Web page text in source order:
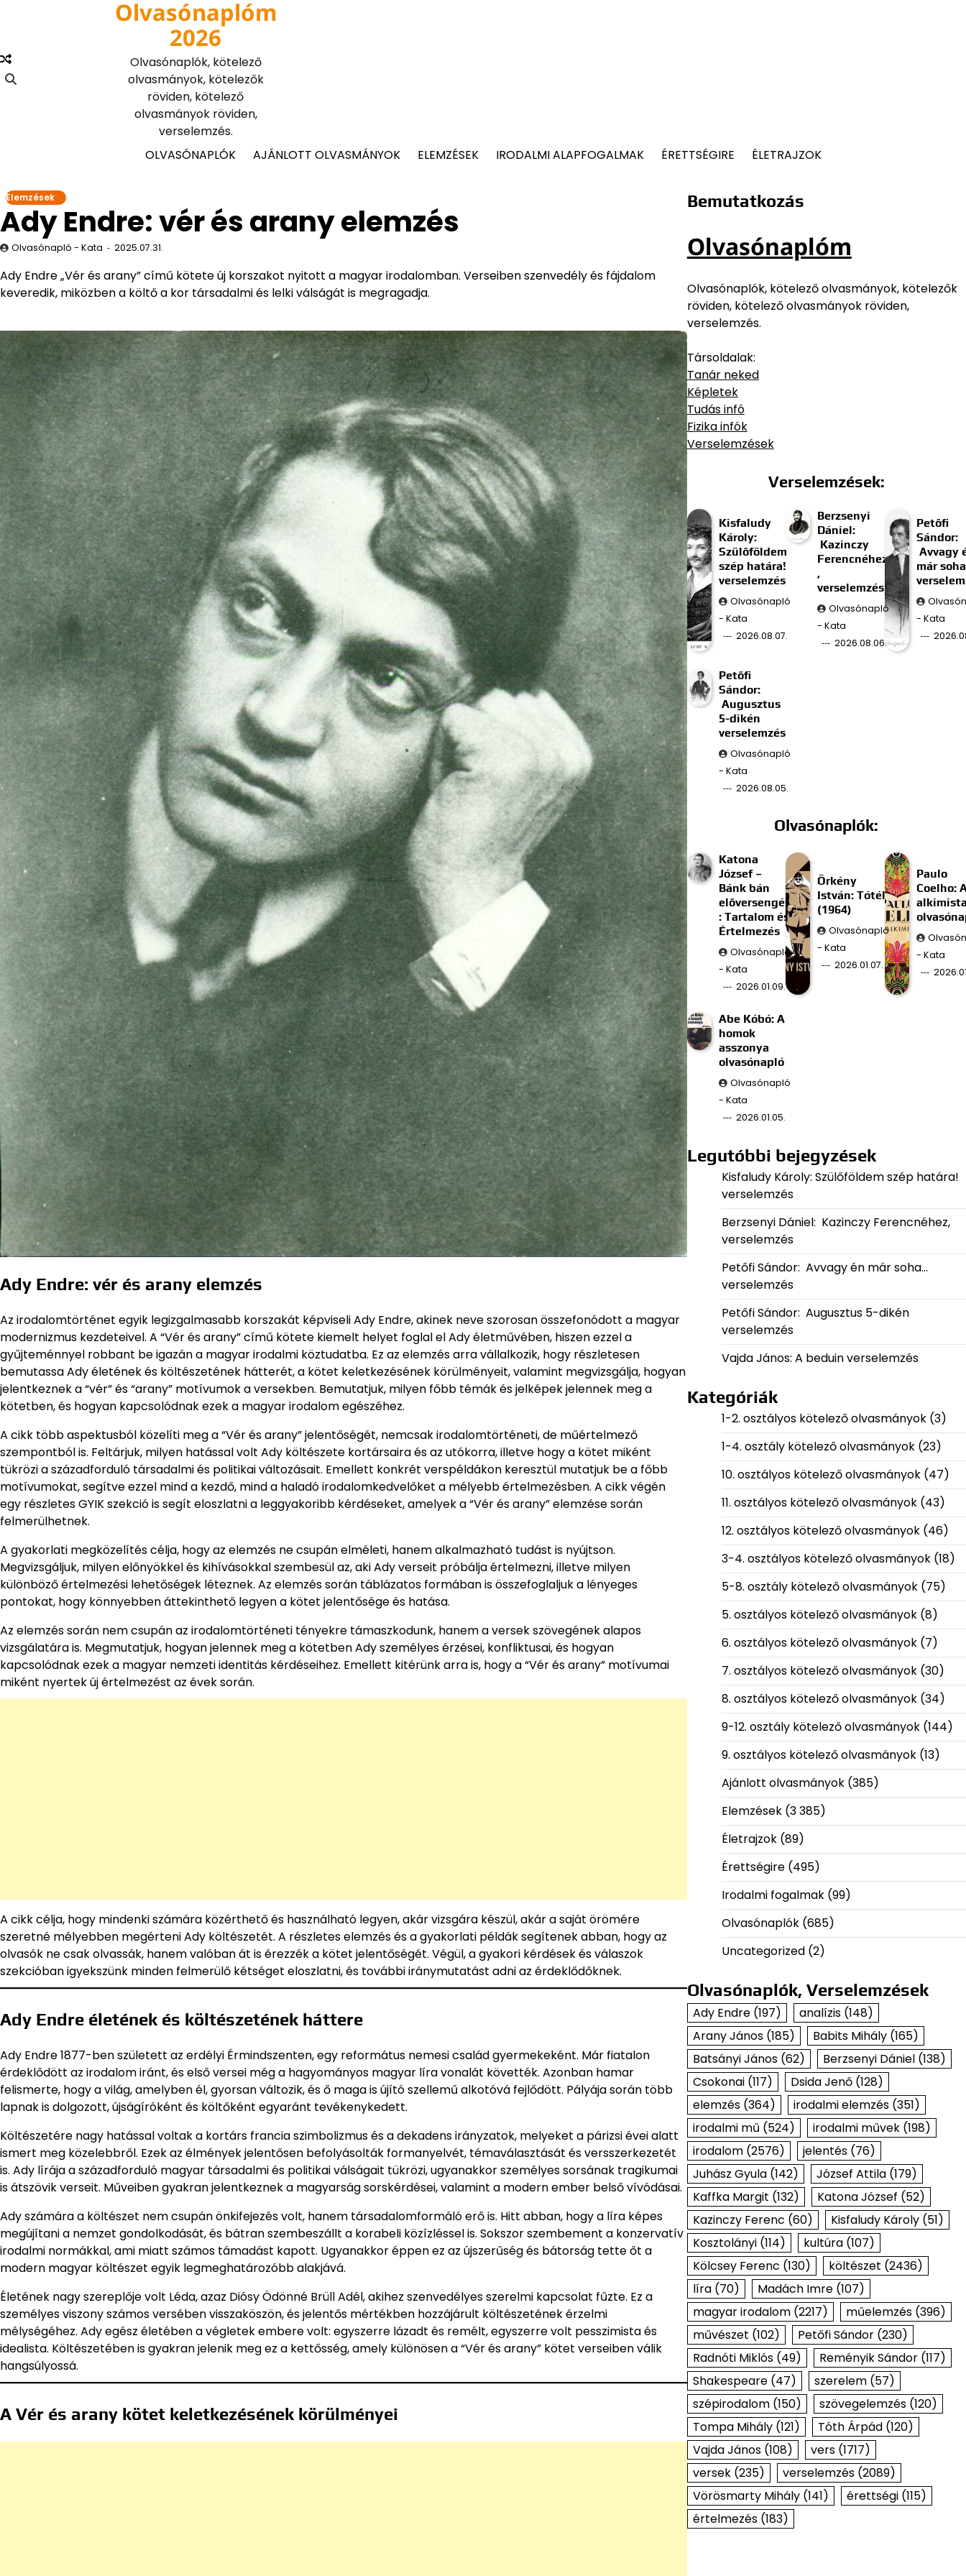
Olvasónaplóm
2026
Olvasónaplók, kötelező
olvasmányok, kötelezők
röviden, kötelező
olvasmányok röviden,
verselemzés.
OLVASÓNAPLÓK
AJÁNLOTT OLVASMÁNYOK ELEMZÉSEK IRODALMI ALAPFOGALMAK ÉRETTSÉGIRE ÉLETRAJZOK
Elemzések
Ady Endre: vér és arany elemzés
Olvasónapló - Kata 2025.07.31.
Ady Endre „Vér és arany” című kötete új korszakot nyitott a magyar irodalomban. Verseiben szenvedély és fájdalom
keveredik, miközben a költő a kor társadalmi és lelki válságát is megragadja.
Ady Endre: vér és arany elemzés
Az irodalomtörténet egyik legizgalmasabb korszakát képviseli Ady Endre, akinek neve szorosan összefonódott a magyar
modernizmus kezdeteivel. A “Vér és arany” című kötete kiemelt helyet foglal el Ady életművében, hiszen ezzel a
gyűjteménnyel robbant be igazán a magyar irodalmi köztudatba. Ez az elemzés arra vállalkozik, hogy részletesen
bemutassa Ady életének és költészetének hátterét, a kötet keletkezésének körülményeit, valamint megvizsgálja, hogyan
jelentkeznek a “vér” és “arany” motívumok a versekben. Bemutatjuk, milyen főbb témák és jelképek jelennek meg a
kötetben, és hogyan kapcsolódnak ezek a magyar irodalom egészéhez.
A cikk több aspektusból közelíti meg a “Vér és arany” jelentőségét, nemcsak irodalomtörténeti, de műértelmező
szempontból is. Feltárjuk, milyen hatással volt Ady költészete kortársaira és az utókorra, illetve hogy a kötet miként
tükrözi a századforduló társadalmi és politikai változásait. Emellett konkrét verspéldákon keresztül mutatjuk be a főbb
motívumokat, segítve ezzel mind a kezdő, mind a haladó irodalomkedvelőket a mélyebb értelmezésben. A cikk végén
egy részletes GYIK szekció is segít eloszlatni a leggyakoribb kérdéseket, amelyek a “Vér és arany” elemzése során
felmerülhetnek.
A gyakorlati megközelítés célja, hogy az elemzés ne csupán elméleti, hanem alkalmazható tudást is nyújtson.
Megvizsgáljuk, milyen előnyökkel és kihívásokkal szembesül az, aki Ady verseit próbálja értelmezni, illetve milyen
különböző értelmezési lehetőségek léteznek. Az elemzés során táblázatos formában is összefoglaljuk a lényeges
pontokat, hogy könnyebben áttekinthető legyen a kötet jelentősége és hatása.
Az elemzés során nem csupán az irodalomtörténeti tényekre támaszkodunk, hanem a versek szövegének alapos
vizsgálatára is. Megmutatjuk, hogyan jelennek meg a kötetben Ady személyes érzései, konfliktusai, és hogyan
kapcsolódnak ezek a magyar nemzeti identitás kérdéseihez. Emellett kitérünk arra is, hogy a “Vér és arany” motívumai
miként nyertek új értelmezést az évek során.
A cikk célja, hogy mindenki számára közérthető és használható legyen, akár vizsgára készül, akár a saját örömére
szeretné mélyebben megérteni Ady költészetét. A részletes elemzés és a gyakorlati példák segítenek abban, hogy az
olvasók ne csak olvassák, hanem valóban át is érezzék a kötet jelentőségét. Végül, a gyakori kérdések és válaszok
szekcióban igyekszünk minden felmerülő kétséget eloszlatni, és további iránymutatást adni az érdeklődőknek.
Ady Endre életének és költészetének háttere
Ady Endre 1877-ben született az erdélyi Érmindszenten, egy református nemesi család gyermekeként. Már fiatalon
érdeklődött az irodalom iránt, és első versei még a hagyományos magyar líra vonalát követték. Azonban hamar
felismerte, hogy a világ, amelyben él, gyorsan változik, és ő maga is újító szellemű alkotóvá fejlődött. Pályája során több
lapnak is dolgozott, újságíróként és költőként egyaránt tevékenykedett.
Költészetére nagy hatással voltak a kortárs francia szimbolizmus és a dekadens irányzatok, melyeket a párizsi évei alatt
ismert meg közelebbről. Ezek az élmények jelentősen befolyásolták formanyelvét, témaválasztását és versszerkezetét
is. Ady lírája a századforduló magyar társadalmi és politikai válságait tükrözi, ugyanakkor személyes sorsának tragikumai
is átszövik verseit. Műveiben gyakran jelentkeznek a magyarság sorskérdései, valamint a modern ember belső vívódásai.
Ady számára a költészet nem csupán önkifejezés volt, hanem társadalomformáló erő is. Hitt abban, hogy a líra képes
megújítani a nemzet gondolkodását, és bátran szembeszállt a korabeli közízléssel is. Sokszor szembement a konzervatív
irodalmi normákkal, ami miatt számos támadást kapott. Ugyanakkor éppen ez az újszerűség és bátorság tette őt a
modern magyar költészet egyik legmeghatározóbb alakjává.
Életének nagy szereplője volt Léda, azaz Diósy Ödönné Brüll Adél, akihez szenvedélyes szerelmi kapcsolat fűzte. Ez a
személyes viszony számos versében visszaköszön, és jelentős mértékben hozzájárult költészetének érzelmi
mélységéhez. Ady egész életében a végletek embere volt: egyszerre lázadt és remélt, egyszerre volt pesszimista és
idealista. Költészetében is gyakran jelenik meg ez a kettősség, amely különösen a “Vér és arany” kötet verseiben válik
hangsúlyossá.
A Vér és arany kötet keletkezésének körülményei
Bemutatkozás
Olvasónaplóm
Olvasónaplók, kötelező olvasmányok, kötelezők
röviden, kötelező olvasmányok röviden,
verselemzés.
Társoldalak:
Tanár neked
Képletek
Tudás infó
Fizika infók
Verselemzések
Verselemzések:
Kisfaludy
Károly:
Szülőföldem
szép határa!
verselemzés
Olvasónapló
- Kata
2026.08.07.
Berzsenyi
Dániel:
Kazinczy
Ferencnéhez
,
verselemzés
Olvasónapló
- Kata
2026.08.06.
Petőfi
Sándor:
Avvagy
már
- Kata
Petőfi
Sándor:
Augusztus
5-dikén
verselemzés
Olvasónapló
- Kata
2026.08.05.
Olvasónaplók:
Katona
József –
Bánk bán
előversengés
: Tartalom és
Értelmezés
Olvasónapló
- Kata
2026.01.09.
Örkény
István: Tóték
(1964)
Olvasónapló
- Kata
2026.01.07.
Paulo
Coelho:
- Kata
Abe Kóbó: A
homok
asszonya
olvasónapló
Olvasónapló
- Kata
2026.01.05.
Legutóbbi bejegyzések
Kisfaludy Károly: Szülőföldem szép határa!
verselemzés
Berzsenyi Dániel: Kazinczy Ferencnéhez,
verselemzés
Petőfi Sándor: Avvagy én már soha…
verselemzés
Petőfi Sándor: Augusztus 5-dikén
verselemzés
Vajda János: A beduin verselemzés
Kategóriák
1-2. osztályos kötelező olvasmányok(3)
1-4. osztály kötelező olvasmányok(23)
10. osztályos kötelező olvasmányok(47)
11. osztályos kötelező olvasmányok(43)
12. osztályos kötelező olvasmányok(46)
3-4. osztályos kötelező olvasmányok(18)
5-8. osztály kötelező olvasmányok(75)
5. osztályos kötelező olvasmányok(8)
6. osztályos kötelező olvasmányok(7)
7. osztályos kötelező olvasmányok(30)
8. osztályos kötelező olvasmányok(34)
9-12. osztály kötelező olvasmányok(144)
9. osztályos kötelező olvasmányok(13)
Ajánlott olvasmányok(385)
Elemzések(3 385)
Életrajzok(89)
Érettségire(495)
Irodalmi fogalmak(99)
Olvasónaplók(685)
Uncategorized(2)
Olvasónaplók, Verselemzések
Ady Endre(197) analízis(148)
Arany János(185) Babits Mihály(165)
Batsányi János(62) Berzsenyi Dániel(138)
Csokonai(117) Dsida Jenő(128)
elemzés(364) irodalmi elemzés(351)
irodalmi mű (524) irodalmi művek(198)
irodalom(2576) jelentés(76)
Juhász Gyula(142) József Attila(179)
Kaffka Margit (132) Katona József (52)
Kazinczy Ferenc (60) Kisfaludy Károly(51)
Kosztolányi(114) kultúra(107)
Kölcsey Ferenc (130) költészet (2436)
líra(70) Madách Imre(107)
magyar irodalom(2217) műelemzés(396)
művészet (102) Petőfi Sándor(230)
Radnóti Miklós(49) Reményik Sándor(117)
Shakespeare(47) szerelem(57)
szépirodalom(150) szövegelemzés(120)
Tompa Mihály(121) Tóth Árpád(120)
Vajda János(108) vers(1717)
versek(235) verselemzés(2089)
Vörösmarty Mihály(141) érettségi(115)
értelmezés(183)